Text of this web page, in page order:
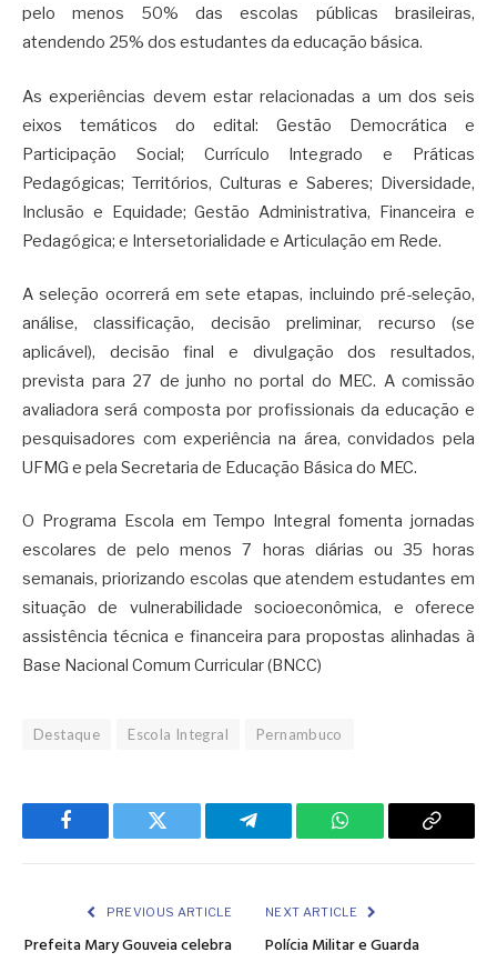
pelo menos 50% das escolas públicas brasileiras,
atendendo 25% dos estudantes da educação básica.
As experiências devem estar relacionadas a um dos seis
eixos temáticos do edital: Gestão Democrática e
Participação Social; Currículo Integrado e Práticas
Pedagógicas; Territórios, Culturas e Saberes; Diversidade,
Inclusão e Equidade; Gestão Administrativa, Financeira e
Pedagógica; e Intersetorialidade e Articulação em Rede.
A seleção ocorrerá em sete etapas, incluindo pré-seleção,
análise, classificação, decisão preliminar, recurso (se
aplicável), decisão final e divulgação dos resultados,
prevista para 27 de junho no portal do MEC. A comissão
avaliadora será composta por profissionais da educação e
pesquisadores com experiência na área, convidados pela
UFMG e pela Secretaria de Educação Básica do MEC.
O Programa Escola em Tempo Integral fomenta jornadas
escolares de pelo menos 7 horas diárias ou 35 horas
semanais, priorizando escolas que atendem estudantes em
situação de vulnerabilidade socioeconômica, e oferece
assistência técnica e financeira para propostas alinhadas à
Base Nacional Comum Curricular (BNCC)
Destaque Escola Integral Pernambuco
Facebook Twitter Telegram WhatsApp Copy
PREVIOUS ARTICLE
Prefeita Mary Gouveia celebra
NEXT ARTICLE
Polícia Militar e Guarda